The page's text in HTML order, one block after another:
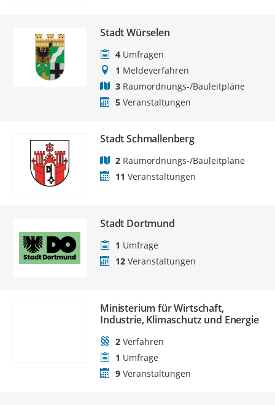
Stadt Würselen
4 Umfragen
1 Meldeverfahren
3 Raumordnungs-/Bauleitpläne
5 Veranstaltungen
Stadt Schmallenberg
2 Raumordnungs-/Bauleitpläne
11 Veranstaltungen
Stadt Dortmund
1 Umfrage
12 Veranstaltungen
Ministerium für Wirtschaft,
Industrie, Klimaschutz und Energie
2 Verfahren
1 Umfrage
9 Veranstaltungen